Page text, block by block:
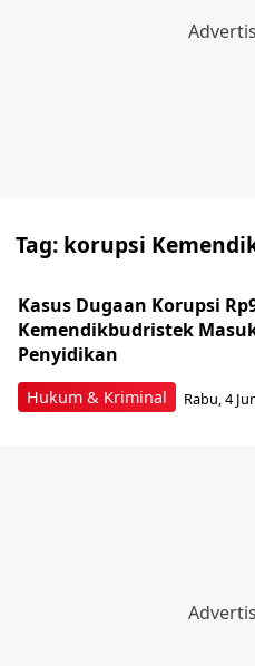
Tag: korupsi
Hukum & Kriminal
Kasus Dugaan Korupsi
Kemendikbudristek
Penyidikan
Rabu, 4